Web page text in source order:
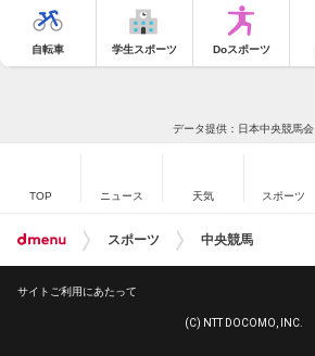
自転車 学生スポーツ Doスポーツ
データ提供：日本中央競馬会
TOP ニュース 天気 スポーツ
スポーツ 中央競馬
サイトご利用にあたって
(C) NTT DOCOMO, INC.